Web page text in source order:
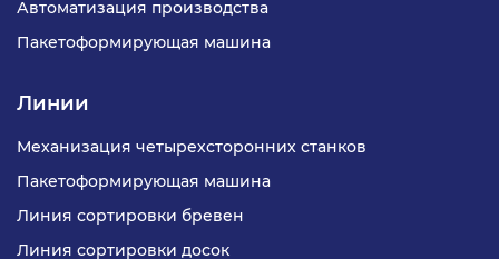
Автоматизация производства
Пакетоформирующая машина
Линии
Механизация четырехсторонних станков
Пакетоформирующая машина
Линия сортировки бревен
Линия сортировки досок